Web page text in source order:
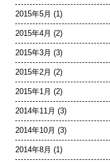
2015年5月 (1)
2015年4月 (2)
2015年3月 (3)
2015年2月 (2)
2015年1月 (2)
2014年11月 (3)
2014年10月 (3)
2014年8月 (1)